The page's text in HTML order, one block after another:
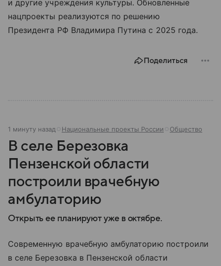
и другие учреждения культуры. Обновленные
нацпроекты реализуются по решению
Президента РФ Владимира Путина с 2025 года.
Поделиться
1 минуту назад Национальные проекты России Общество
В селе Березовка
Пензенской области
построили врачебную
амбулаторию
Открыть ее планируют уже в октябре.
Современную врачебную амбулаторию построили
в селе Березовка в Пензенской области